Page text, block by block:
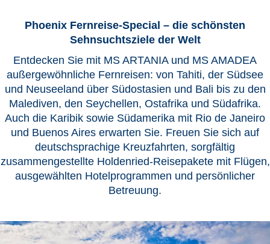
Phoenix Fernreise-Special – die schönsten
Sehnsuchtsziele der Welt
Entdecken Sie mit MS ARTANIA und MS AMADEA
außergewöhnliche Fernreisen: von Tahiti, der Südsee
und Neuseeland über Südostasien und Bali bis zu den
Malediven, den Seychellen, Ostafrika und Südafrika.
Auch die Karibik sowie Südamerika mit Rio de Janeiro
und Buenos Aires erwarten Sie. Freuen Sie sich auf
deutschsprachige Kreuzfahrten, sorgfältig
zusammengestellte Holdenried-Reisepakete mit Flügen,
ausgewählten Hotelprogrammen und persönlicher
Betreuung.